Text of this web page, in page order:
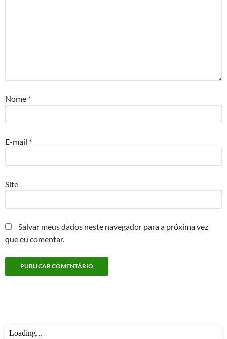
Nome *
E-mail *
Site
Salvar meus dados neste navegador para a próxima vez
que eu comentar.